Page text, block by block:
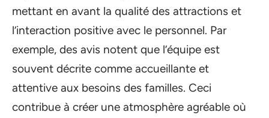
mettant en avant la qualité des attractions et
l’interaction positive avec le personnel. Par
exemple, des avis notent que l’équipe est
souvent décrite comme accueillante et
attentive aux besoins des familles. Ceci
contribue à créer une atmosphère agréable où